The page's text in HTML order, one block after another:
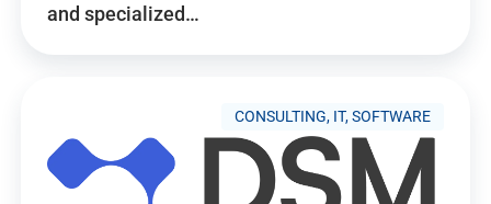
and specialized…
CONSULTING, IT, SOFTWARE